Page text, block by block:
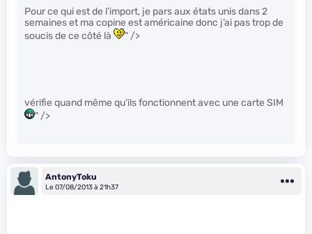
Pour ce qui est de l’import, je pars aux états unis dans 2
semaines et ma copine est américaine donc j’ai pas trop de
soucis de ce côté là
" />
vérifie quand même qu’ils fonctionnent avec une carte SIM
" />
AntonyToku
Le 07/08/2013 à 21h37